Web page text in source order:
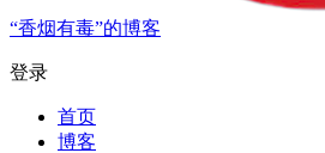
“香烟有毒”的博客
登录
首页
博客